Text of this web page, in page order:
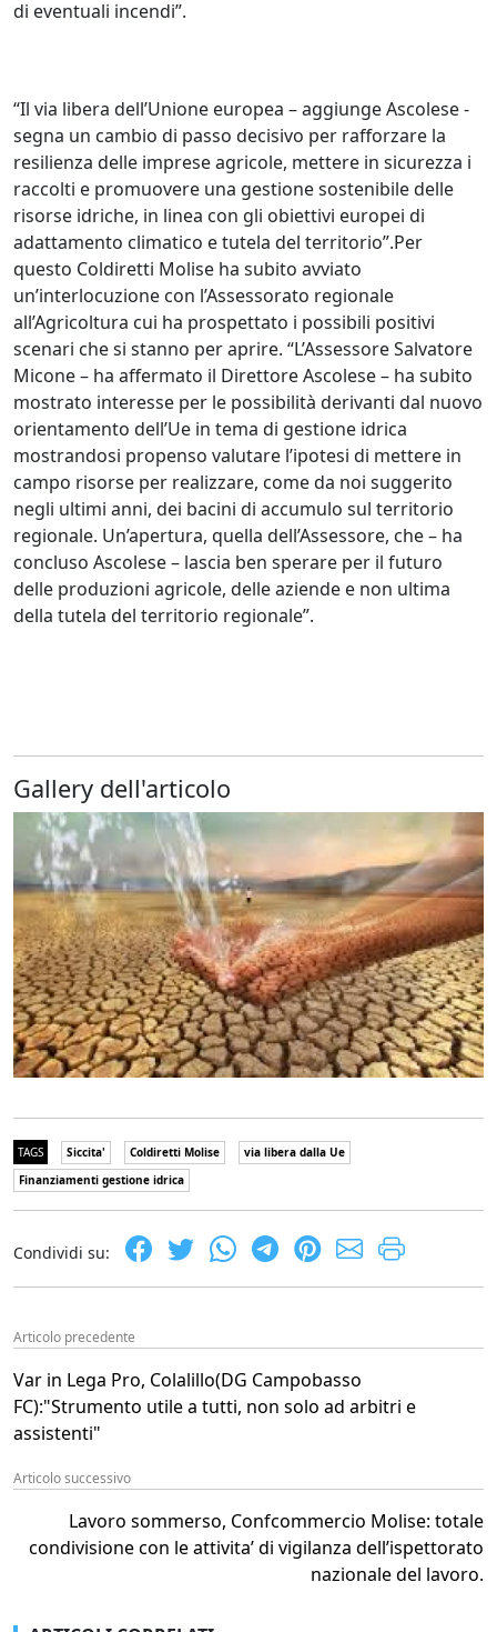
di eventuali incendi”.
“Il via libera dell’Unione europea – aggiunge Ascolese -
segna un cambio di passo decisivo per rafforzare la
resilienza delle imprese agricole, mettere in sicurezza i
raccolti e promuovere una gestione sostenibile delle
risorse idriche, in linea con gli obiettivi europei di
adattamento climatico e tutela del territorio”.Per
questo Coldiretti Molise ha subito avviato
un’interlocuzione con l’Assessorato regionale
all’Agricoltura cui ha prospettato i possibili positivi
scenari che si stanno per aprire. “L’Assessore Salvatore
Micone – ha affermato il Direttore Ascolese – ha subito
mostrato interesse per le possibilità derivanti dal nuovo
orientamento dell’Ue in tema di gestione idrica
mostrandosi propenso valutare l’ipotesi di mettere in
campo risorse per realizzare, come da noi suggerito
negli ultimi anni, dei bacini di accumulo sul territorio
regionale. Un’apertura, quella dell’Assessore, che – ha
concluso Ascolese – lascia ben sperare per il futuro
delle produzioni agricole, delle aziende e non ultima
della tutela del territorio regionale”.
Gallery dell'articolo
TAGS Siccita' Coldiretti Molise
via libera dalla Ue
Finanziamenti gestione idrica
Condividi su:
Articolo precedente
Var in Lega Pro, Colalillo(DG Campobasso
FC):"Strumento utile a tutti, non solo ad arbitri e
assistenti"
Articolo successivo
Lavoro sommerso, Confcommercio Molise: totale
condivisione con le attivita’ di vigilanza dell’ispettorato
nazionale del lavoro.